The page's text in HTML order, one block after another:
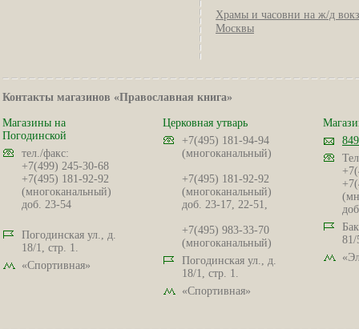
Храмы и часовни на ж/д
Москвы
Контакты магазинов «Православная книга»
Магазины на
Погодинской
тел./факс:
+7(499) 245-30-68
+7(495) 181-92-92
(многоканальный)
доб. 23-54
Погодинская ул., д.
18/1, стр. 1.
«Спортивная»
Церковная утварь
+7(495) 181-94-94
(многоканальный)
+7(495) 181-92-92
(многоканальный)
доб. 23-17, 22-51,
+7(495) 983-33-70
(многоканальный)
Погодинская ул., д.
18/1, стр. 1.
«Спортивная»
81/